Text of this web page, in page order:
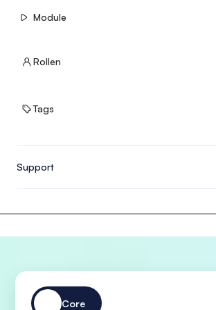
 Module
 Rollen
 Tags
Support
Core